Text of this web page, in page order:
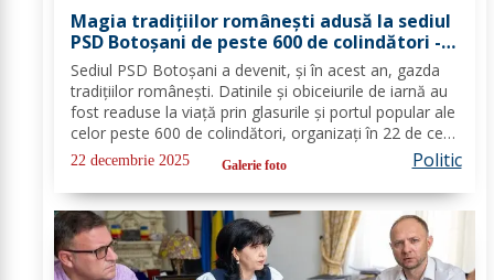
Magia tradițiilor românești adusă la sediul
PSD Botoșani de peste 600 de colindători -
FOTO
Sediul PSD Botoșani a devenit, și în acest an, gazda
tradițiilor românești. Datinile și obiceiurile de iarnă au
fost readuse la viață prin glasurile și portul popular ale
celor peste 600 de colindători, organizați în 22 de cete
din întreg județul. Îmbrăcați în costume autentice,
22 decembrie 2025 Galerie foto Politic